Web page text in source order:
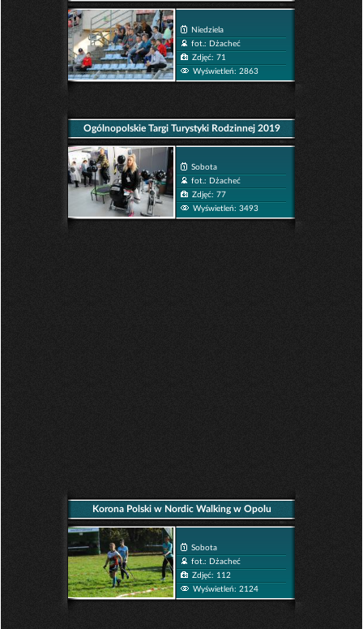
Niedziela
fot.: Dżacheć
Zdjęć: 71
Wyświetleń: 2863
Ogólnopolskie Targi Turystyki Rodzinnej 2019
Sobota
fot.: Dżacheć
Zdjęć: 77
Wyświetleń: 3493
Korona Polski w Nordic Walking w Opolu
Sobota
fot.: Dżacheć
Zdjęć: 112
Wyświetleń: 2124